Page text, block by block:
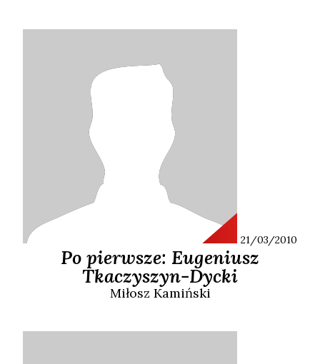
21/03/2010
Po pierwsze: Eugeniusz
Tkaczyszyn-Dycki
Miłosz Kamiński